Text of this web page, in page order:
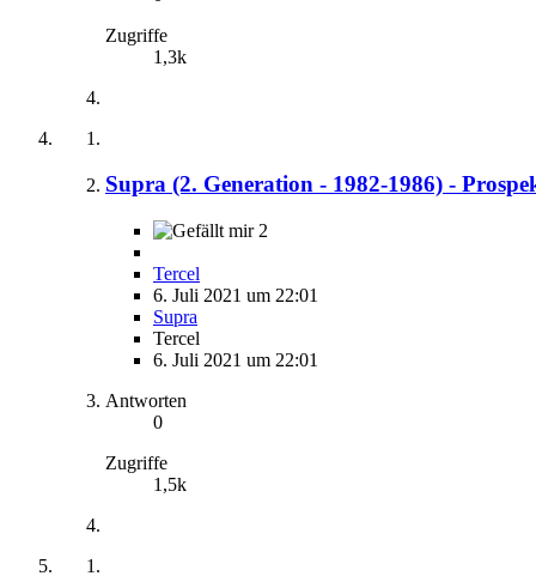
Zugriffe
1,3k
Supra (2. Generation - 1982-1986) -
2
Tercel
6. Juli 2021 um 22:01
Supra
Tercel
6. Juli 2021 um 22:01
Antworten
0
Zugriffe
1,5k